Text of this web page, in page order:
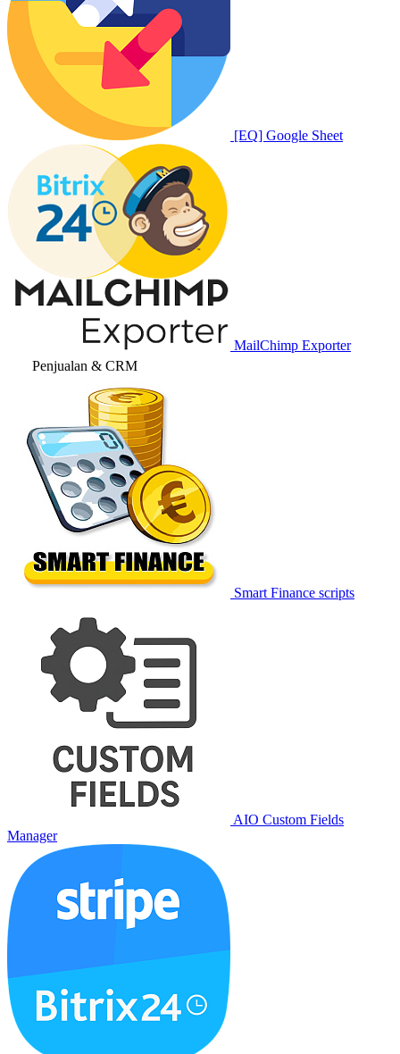
[EQ] Google Sheet
MailChimp Exporter
Penjualan & CRM
Smart Finance scripts
AIO Custom Fields
Manager